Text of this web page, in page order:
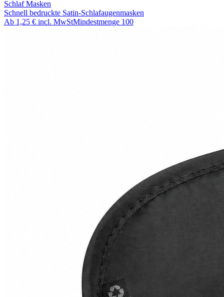
Schlaf Masken
Schnell bedruckte Satin-Schlafaugenmasken
Ab 1,25 € incl. MwStMindestmenge 100